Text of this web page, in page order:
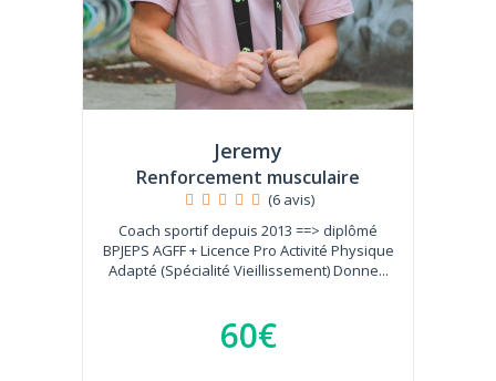
Jeremy
Renforcement musculaire
(6 avis)
Coach sportif depuis 2013 ==> diplômé
BPJEPS AGFF + Licence Pro Activité Physique
Adapté (Spécialité Vieillissement) Donne...
60€